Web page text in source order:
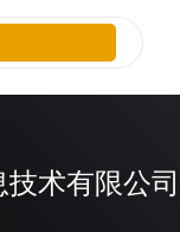
术有限公司